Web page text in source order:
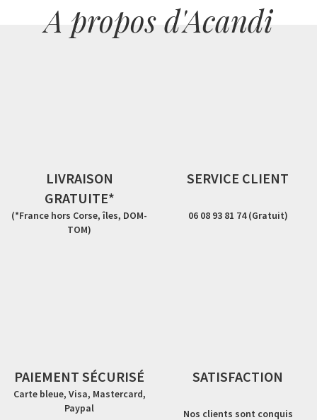
A propos d'Acandi
LIVRAISON
GRATUITE*
(*France hors Corse, îles, DOM-
TOM)
SERVICE CLIENT
06 08 93 81 74 (Gratuit)
PAIEMENT SÉCURISÉ
Carte bleue, Visa, Mastercard,
Paypal
SATISFACTION
Nos clients sont conquis